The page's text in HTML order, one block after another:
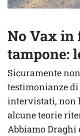
No Vax in
tampone:
Sicuramente
testimonianze
intervistati, non
alcune teorie
Abbiamo Draghi